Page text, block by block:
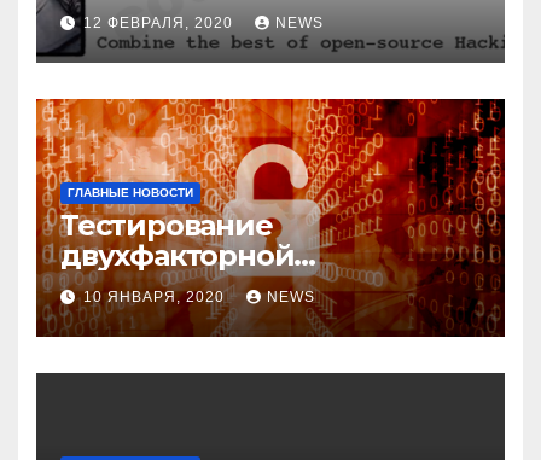
12 ФЕВРАЛЯ, 2020 NEWS
ГЛАВНЫЕ НОВОСТИ
Тестирование
двухфакторной
аутентификации и
возможные варианты
обхода
10 ЯНВАРЯ, 2020 NEWS